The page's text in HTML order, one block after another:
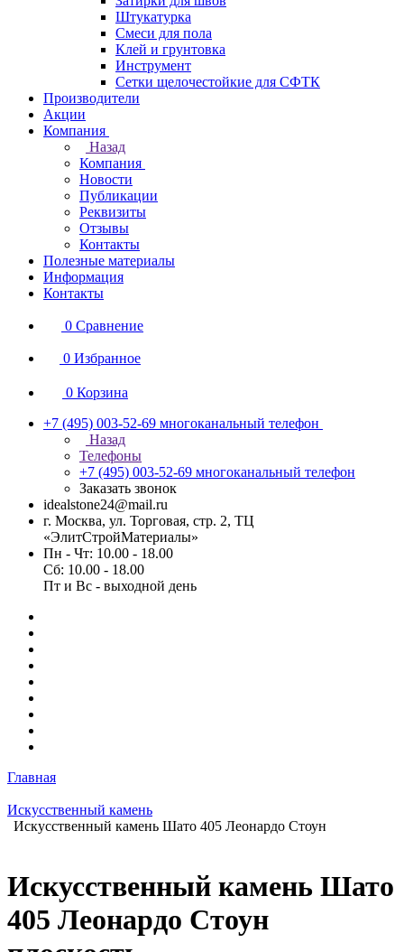
Штукатурка
Смеси для пола
Клей и грунтовка
Инструмент
Сетки щелочестойкие для СФТК
Производители
Акции
Компания
Назад
Компания
Новости
Публикации
Реквизиты
Отзывы
Контакты
Полезные материалы
Информация
Контакты
0 Сравнение
0 Избранное
0 Корзина
+7 (495) 003-52-69 многоканальный телефон
Назад
Телефоны
+7 (495) 003-52-69 многоканальный телефон
Заказать звонок
idealstone24@mail.ru
г. Москва, ул. Торговая, стр. 2, ТЦ
«ЭлитСтройМатериалы»
Пн - Чт: 10.00 - 18.00
Сб: 10.00 - 18.00
Пт и Вс - выходной день
Главная
Искусственный камень
Искусственный камень Шато 405 Леонардо Стоун
Искусственный камень Шато
405 Леонардо Стоун